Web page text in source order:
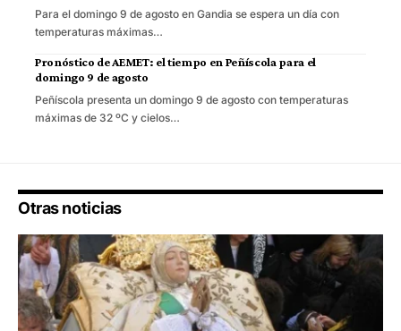
Para el domingo 9 de agosto en Gandia se espera un día con
temperaturas máximas…
Pronóstico de AEMET: el tiempo en Peñíscola para el
domingo 9 de agosto
Peñíscola presenta un domingo 9 de agosto con temperaturas
máximas de 32 ºC y cielos…
Otras noticias